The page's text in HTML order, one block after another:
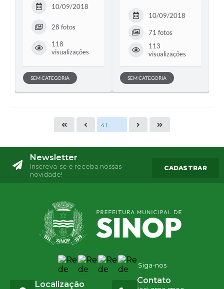
10/09/2018
28 fotos
118
visualizações
SEM CATEGORIA
10/09/2018
71 fotos
113
visualizações
SEM CATEGORIA
Newsletter
Inscreva-se e receba nossas
novidade!
CADASTRAR
Siga-nos
Localização Contato